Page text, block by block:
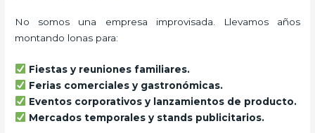
No somos una empresa improvisada. Llevamos años
montando lonas para:
Fiestas y reuniones familiares.
Ferias comerciales y gastronómicas.
Eventos corporativos y lanzamientos de producto.
Mercados temporales y stands publicitarios.